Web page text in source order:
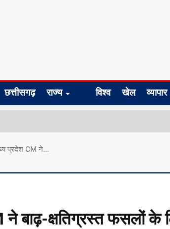
छत्तीसगढ़ राज्य विश्व खेल व्यापार
प्रदेश CM ने...
बाढ़-क्षतिग्रस्त फसलों के